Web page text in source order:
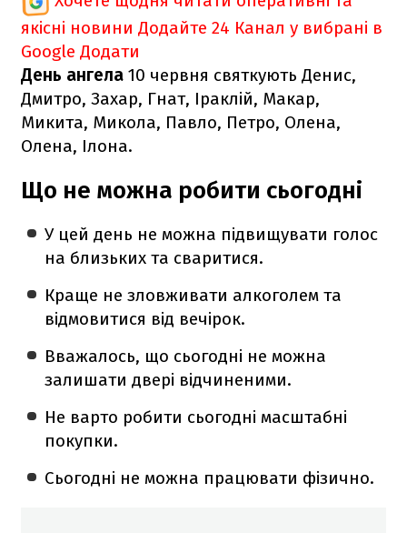
якісні новини Додайте 24 Канал у вибрані в
Google Додати
День ангела 10 червня святкують Денис,
Дмитро, Захар, Гнат, Іраклій, Макар,
Микита, Микола, Павло, Петро, Олена,
Олена, Ілона.
Що не можна робити сьогодні
У цей день не можна підвищувати голос
на близьких та сваритися.
Краще не зловживати алкоголем та
відмовитися від вечірок.
Вважалось, що сьогодні не можна
залишати двері відчиненими.
Не варто робити сьогодні масштабні
покупки.
Сьогодні не можна працювати фізично.